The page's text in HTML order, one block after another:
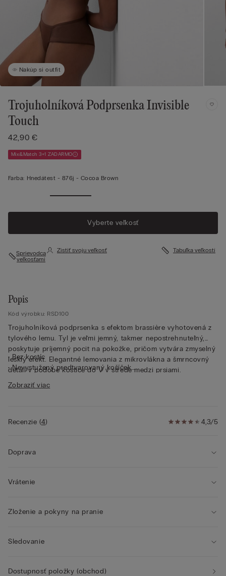
Nakúp si outfit
Trojuholníková Podprsenka Invisible
Touch
42,90 €
Mix&Match 3+1 ZADARMO
Farba: Hnedátest - 876j - Cocoa Brown
Vyberte veľkosť
Sprievodca
veľkosťami
Zistiť svoju veľkosť Tabuľka veľkostí
Popis
Kód výrobku: RSD100
Trojuholníková podprsenka s efektom brassière vyhotovená z
tylového lemu. Tyl je veľmi jemný, takmer nepostrehnuteľný,
poskytuje príjemný pocit na pokožke, pričom vytvára zmyselný
lesklý efekt. Elegantné lemovania z mikrovlákna a šmrncovný
detail v podobe kostice do V v strede medzi prsiami.
• Bez kostíc
• Nevystužený predtvarovaný košíček
• Obvod hrudníka so vzorom z tylu
2B/75B/34B/85B/42B
Zobraziť viac
4,3/5
Recenzie(4)
Doprava
Vrátenie
Zloženie a pokyny na pranie
Sledovanie
Dostupnosť položky (obchod)